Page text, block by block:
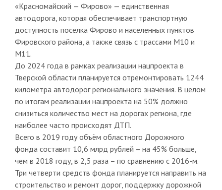
«Красномайский — Фирово» — единственная
автодорога, которая обеспечивает транспортную
доступность поселка Фирово и населенных пунктов
Фировского района, а также связь с трассами М10 и
М11.
До 2024 года в рамках реализации нацпроекта в
Тверской области планируется отремонтировать 1244
километра автодорог регионального значения. В целом
по итогам реализации нацпроекта на 50% должно
снизиться количество мест на дорогах региона, где
наиболее часто происходят ДТП.
Всего в 2019 году объём областного Дорожного
фонда составит 10,6 млрд рублей – на 45% больше,
чем в 2018 году, в 2,5 раза – по сравнению с 2016-м.
Три четверти средств фонда планируется направить на
строительство и ремонт дорог, поддержку дорожной